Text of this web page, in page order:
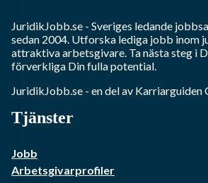
JuridikJobb.se - Sveriges ledande
sedan 2004. Utforska lediga jobb inom
attraktiva arbetsgivare. Ta nästa steg i
förverkliga Din fulla potential.
JuridikJobb.se - en del av Karriarguiden
Tjänster
Jobb
Arbetsgivarprofiler